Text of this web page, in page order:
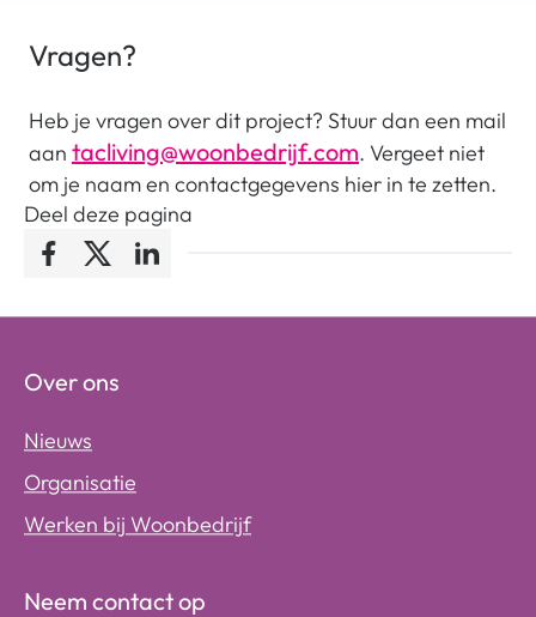
Vragen?
Heb je vragen over dit project? Stuur dan een mail
aan tacliving@woonbedrijf.com. Vergeet niet
om je naam en contactgegevens hier in te zetten.
Deel deze pagina
Facebook
TwitterLinkedIn
Over ons
Nieuws
Organisatie
Werken bij Woonbedrijf
Neem contact op